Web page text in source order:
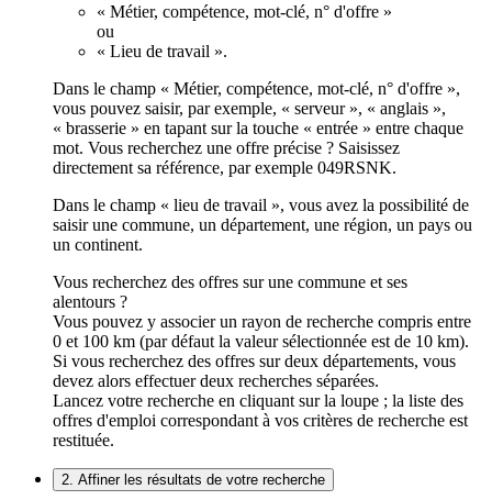
« Métier, compétence, mot-clé, n° d'offre »
ou
« Lieu de travail ».
Dans le champ « Métier, compétence, mot-clé, n° d'offre »,
vous pouvez saisir, par exemple, « serveur », « anglais »,
« brasserie » en tapant sur la touche « entrée » entre chaque
mot. Vous recherchez une offre précise ? Saisissez
directement sa référence, par exemple 049RSNK.
Dans le champ « lieu de travail », vous avez la possibilité de
saisir une commune, un département, une région, un pays ou
un continent.
Vous recherchez des offres sur une commune et ses
alentours ?
Vous pouvez y associer un rayon de recherche compris entre
0 et 100 km (par défaut la valeur sélectionnée est de 10 km).
Si vous recherchez des offres sur deux départements, vous
devez alors effectuer deux recherches séparées.
Lancez votre recherche en cliquant sur la loupe ; la liste des
offres d'emploi correspondant à vos critères de recherche est
restituée.
2. Affiner les résultats de votre recherche